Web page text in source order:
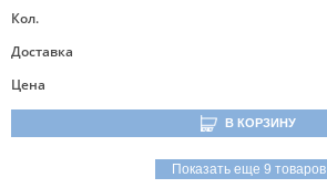
Кол.
Доставка
Цена
В КОРЗИНУ
Показать еще 9 товаров